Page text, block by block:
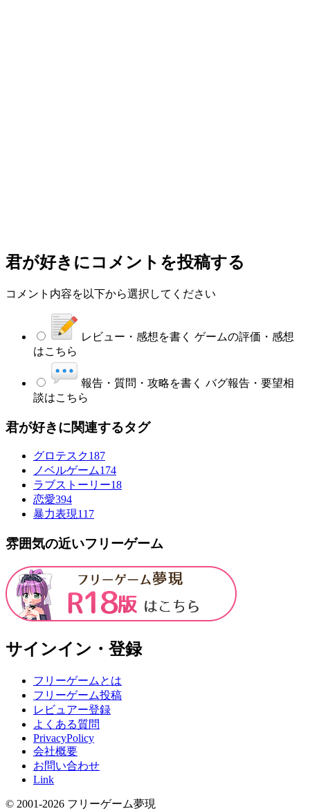
君が好き にコメントを投稿する
コメント内容を以下から選択してください
レビュー・感想を書く ゲームの評価・感想
はこちら
報告・質問・攻略を書く バグ報告・要望相
談はこちら
君が好きに関連するタグ
グロテスク187
ノベルゲーム174
ラブストーリー18
恋愛394
暴力表現117
雰囲気の近いフリーゲーム
サインイン・登録
フリーゲームとは
フリーゲーム投稿
レビュアー登録
よくある質問
PrivacyPolicy
会社概要
お問い合わせ
Link
© 2001-2026 フリーゲーム夢現